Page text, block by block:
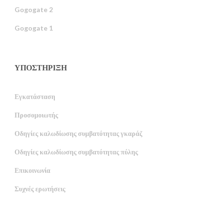
Gogogate 2
Gogogate 1
ΥΠΟΣΤΉΡΙΞΗ
Εγκατάσταση
Προσομοιωτής
Οδηγίες καλωδίωσης συμβατότητας γκαράζ
Οδηγίες καλωδίωσης συμβατότητας πύλης
Επικοινωνία
Συχνές ερωτήσεις